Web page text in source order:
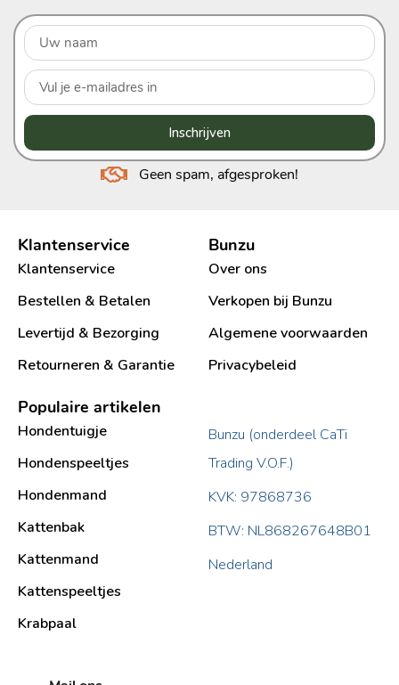
Inschrijven
Geen spam, afgesproken!
Klantenservice
Klantenservice
Bestellen & Betalen
Levertijd & Bezorging
Retourneren & Garantie
Bunzu
Over ons
Verkopen bij Bunzu
Algemene voorwaarden
Privacybeleid
Populaire artikelen
Hondentuigje
Hondenspeeltjes
Hondenmand
Kattenbak
Kattenmand
Kattenspeeltjes
Krabpaal​
Bunzu (onderdeel CaTi
Trading V.O.F.)
KVK: 97868736
BTW: NL868267648B01
Nederland